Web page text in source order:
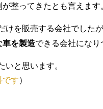
整ってきたとも言えます
を販売する会社でしたが
車を製造できる会社になり
いと思います。
です）